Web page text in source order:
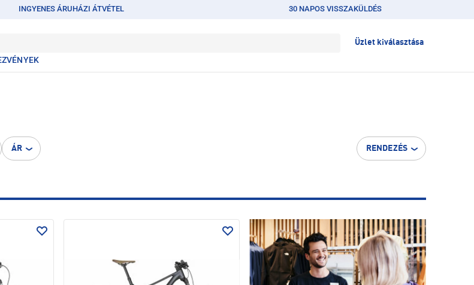
INGYENES ÁRUHÁZI ÁTVÉTEL 30 NAPOS VISSZAKÜLDÉS
Üzlet kiválasztása
ÁR RENDEZÉS